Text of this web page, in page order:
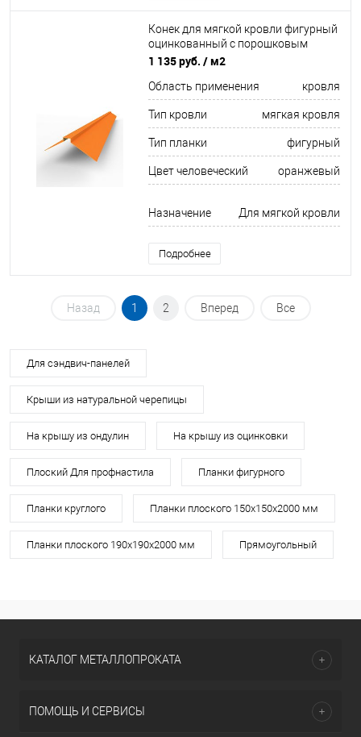
Конек для мягкой кровли фигурный
оцинкованный c порошковым
покрытием 0,45мм RAL 2002
1 135 руб. / м2
Область применения кровля
Тип кровли мягкая кровля
Тип планки фигурный
Цвет человеческий оранжевый
Назначение Для мягкой кровли
Подробнее
Назад 1 2 Вперед Все
Для сэндвич-панелей
Крыши из натуральной черепицы
На крышу из ондулин На крышу из оцинковки
Плоский Для профнастила Планки фигурного
Планки круглого Планки плоского 150х150х2000 мм
Планки плоского 190х190х2000 мм Прямоугольный
КАТАЛОГ МЕТАЛЛОПРОКАТА
ПОМОЩЬ И СЕРВИСЫ